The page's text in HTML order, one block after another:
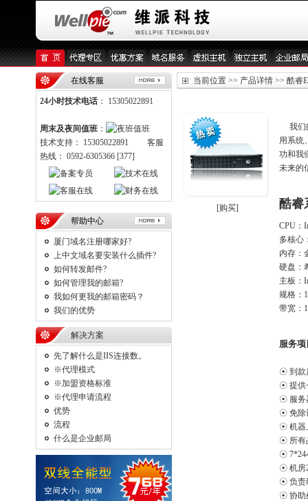
在线客服
24小时技术电话： 15305022891
周末及夜间值班：
技术支持： 15305022891 客服
热线： 0592-6305366 [377]
帮助中心
厦门域名注册哪家好?
上中文域名要安装什么插件?
如何转发邮件?
如何管理我的邮箱?
我如何更我的邮箱密码？
我们的优势
解决方案
先了解什么是IIS连接数。
※代理模式
※加盟资格标准
※代理申请流程
优势
流程
什么是企业邮局
当前位置 >> 产品详情 >> 酷睿
[购买]
我们
用系统
功和我
未来的
酷睿
CPU：
多核心
内存：
硬盘：
主板：
规格：
带宽：
服务项
☉ 到款
☉ 提供
☉ 服务
☉ 免除
☉ 机器
☉ 所有
☉ 7*24
☉ 机房
☉ 负责
☉ 协助